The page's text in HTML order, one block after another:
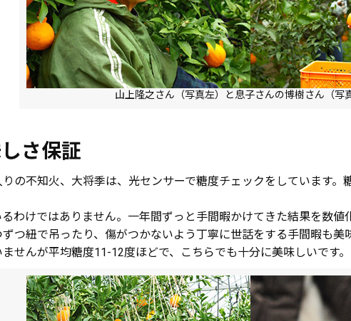
山上隆之さん（写真左）と息子さんの博樹さん（写
さ保証
の不知火、大将季は、光センサーで糖度チェックをしています
わけではありません。一年間ずっと手間暇かけてきた結果を数値
つ紐で吊ったり、傷がつかないよう丁寧に世話をする手間暇も美
せんが平均糖度11-12度ほどで、こちらでも十分に美味しいです。